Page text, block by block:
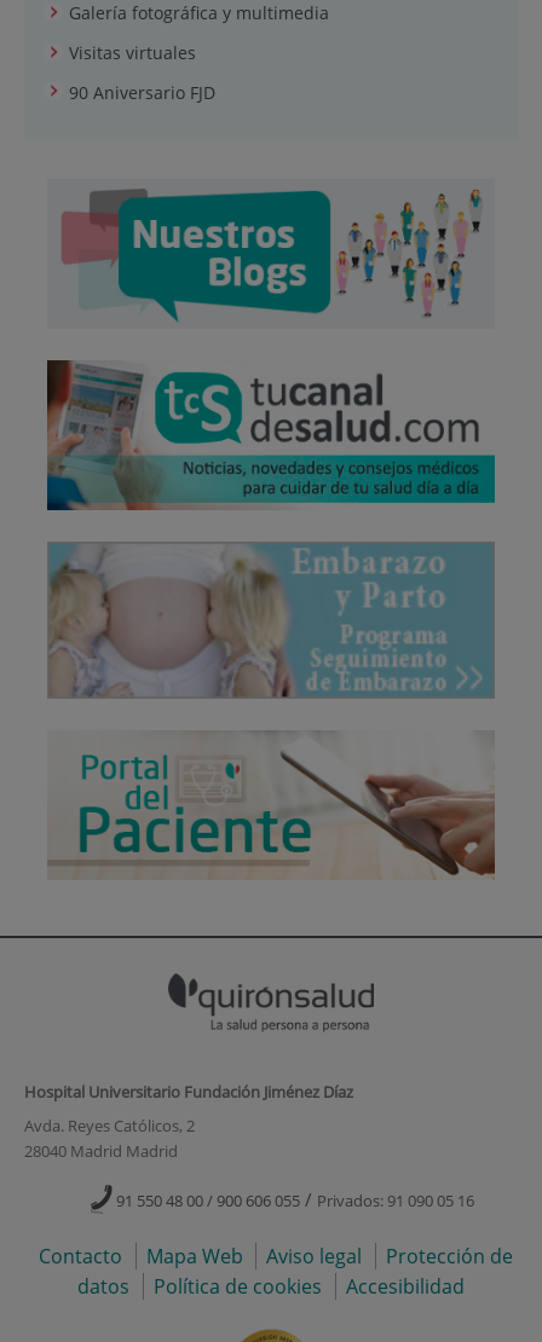
Galería fotográfica y multimedia
Visitas virtuales
90 Aniversario FJD
Hospital Universitario Fundación Jiménez Díaz
Avda. Reyes Católicos, 2
28040 Madrid Madrid
91 550 48 00 / 900 606 055 / Privados: 91 090 05 16
Contacto Mapa Web Aviso legal
Protección de
datos
Política de cookies Accesibilidad